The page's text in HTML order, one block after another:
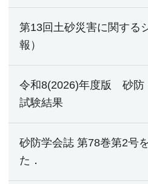
第13回土砂災害に関する
報）
令和8(2026)年度版 砂防
試験結果
砂防学会誌 第78巻第2号
た．